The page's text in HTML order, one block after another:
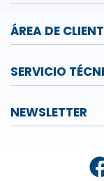
ÁREA DE
SERVICIO
NEWSLETTER